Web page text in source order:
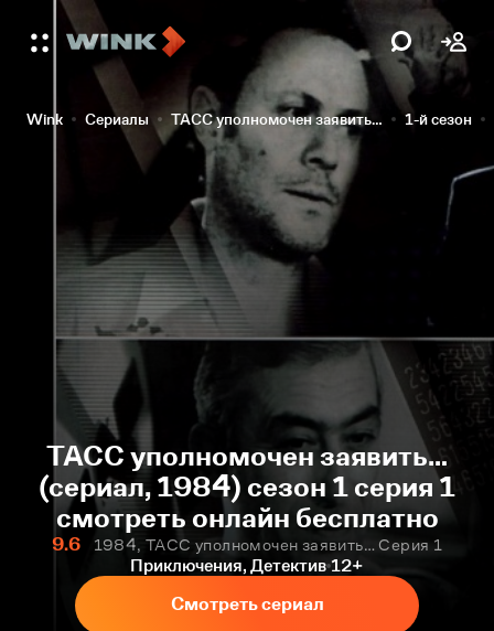
Wink Сериалы ТАСС уполномочен заявить… 1-й сезон
ТАСС уполномочен заявить…
(сериал, 1984) сезон 1 серия 1
смотреть онлайн бесплатно
9.6
1984, ТАСС уполномочен заявить… Серия 1
Приключения, Детектив 12+
Смотреть сериал